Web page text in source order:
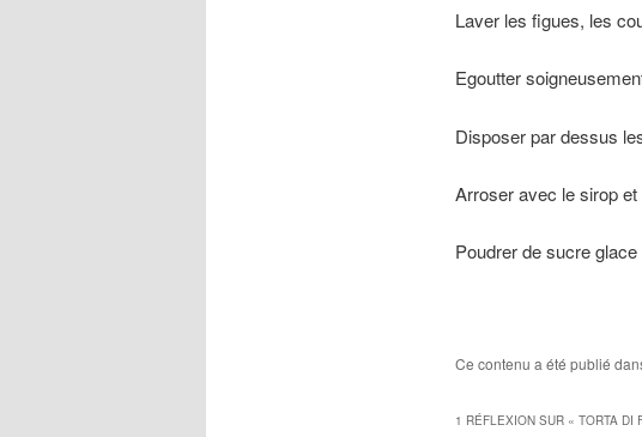
Laver les figues, les
Egoutter
Disposer par dessus
Arroser avec le sirop
Poudrer de sucre
Ce contenu a été publié
1 RÉFLEXION SUR « TORTA DI